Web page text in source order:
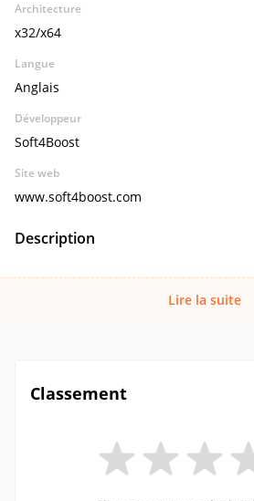
Architecture
x32/x64
Langue
Anglais
Développeur
Soft4Boost
Site web
www.soft4boost.com
Description
Lire la suite
Classement